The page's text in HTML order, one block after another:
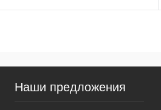
Купить в 1 клик Сравнение
В избранное В наличии
Наши предложения